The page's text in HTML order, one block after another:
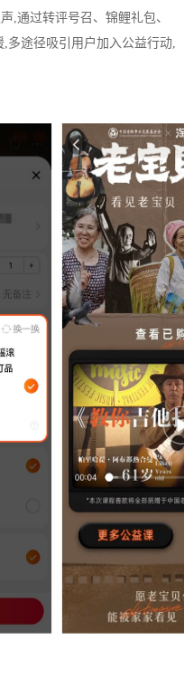
,通过转评号召、锦鲤礼包、
多途径吸引用户加入公益行动,